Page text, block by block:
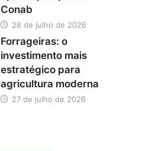
Conab
28 de julho de 2026
Forrageiras: o
investimento mais
estratégico para
agricultura moderna
27 de julho de 2026